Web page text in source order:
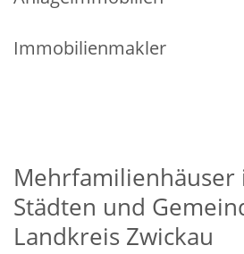
Immobilienmakler
Mehrfamilienhäuser
Städten und
Landkreis Zwickau